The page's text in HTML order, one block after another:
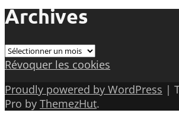
Archives
Archives
Révoquer les cookies
Proudly powered by WordPress |
Pro by ThemezHut.